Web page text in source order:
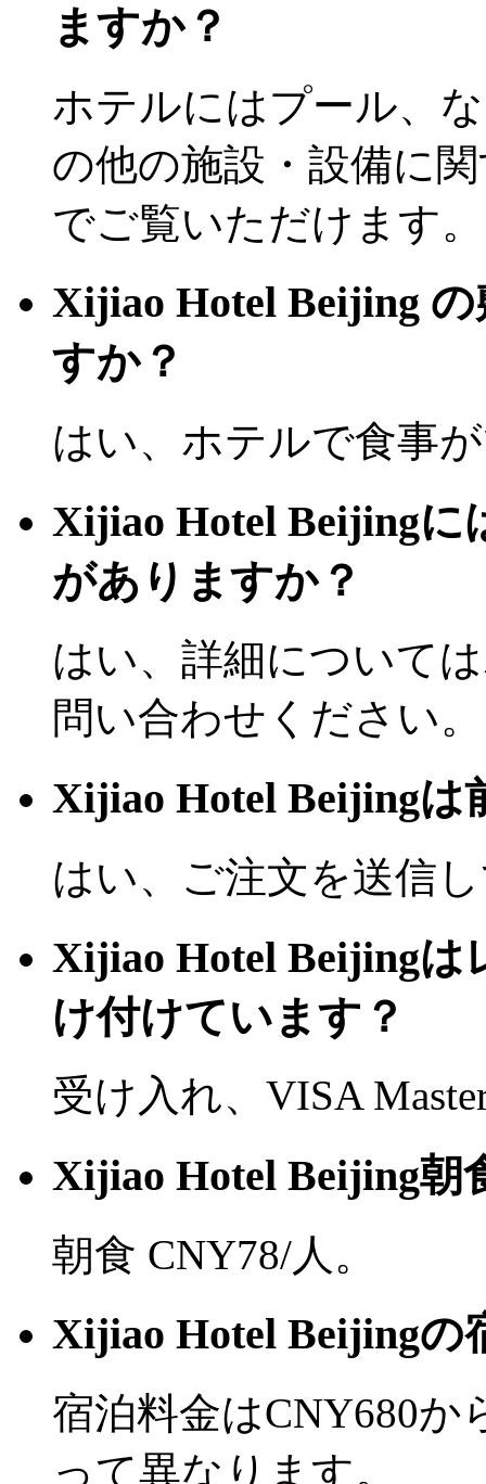
ますか？
ホテルにはプール、
の他の施設・設備に
でご覧いただけます。
Xijiao Hotel Beijing
すか？
はい、ホテルで食事
Xijiao Hotel Beijing
がありますか？
はい、詳細について
問い合わせください。
Xijiao Hotel Beijingは
はい、ご注文を送信
Xijiao Hotel Beijingは
け付けています？
受け入れ、VISA
Xijiao Hotel Beijing朝
朝食 CNY78/人。
Xijiao Hotel Beijingの
宿泊料金はCNY680
って異なります。